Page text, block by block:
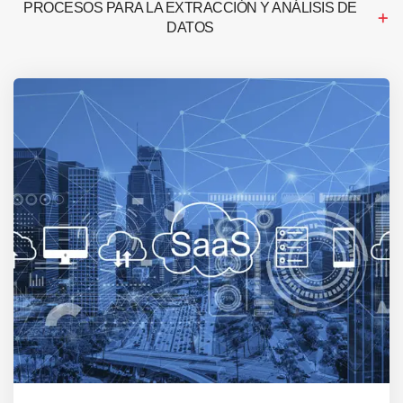
PROCESOS PARA LA EXTRACCIÓN Y ANÁLISIS DE
DATOS